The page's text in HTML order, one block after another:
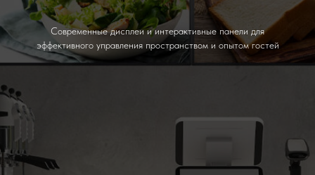
Современные дисплеи и интерактивные панели для
эффективного управления пространством и опытом гостей